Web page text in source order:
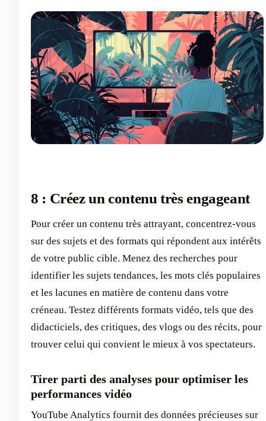
8 : Créez un contenu très engageant
Pour créer un contenu très attrayant, concentrez-vous
sur des sujets et des formats qui répondent aux intérêts
de votre public cible. Menez des recherches pour
identifier les sujets tendances, les mots clés populaires
et les lacunes en matière de contenu dans votre
créneau. Testez différents formats vidéo, tels que des
didacticiels, des critiques, des vlogs ou des récits, pour
trouver celui qui convient le mieux à vos spectateurs.
Tirer parti des analyses pour optimiser les
performances vidéo
YouTube Analytics fournit des données précieuses sur